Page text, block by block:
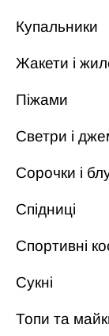
Купальники
Жакети і
Піжами
Светри і
Сорочки і
Спідниці
Спортивні
Сукні
Топи та